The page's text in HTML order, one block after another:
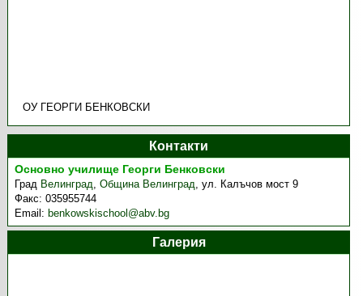
ОУ ГЕОРГИ БЕНКОВСКИ
Контакти
Основно училище Георги Бенковски
Град Велинград,Община Велинград,ул. Калъчов мост 9
Факс:035955744
Email: benkowskischool@abv.bg
Галерия